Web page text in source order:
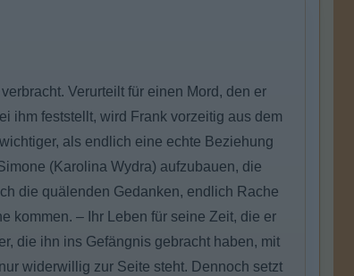
Verurteilt für einen Mord, den er
ihm feststellt, wird Frank vorzeitig aus dem
als endlich eine echte Beziehung
(Karolina Wydra) aufzubauen, die
die quälenden Gedanken, endlich Rache
kommen. – Ihr Leben für seine Zeit, die er
die ihn ins Gefängnis gebracht haben, mit
widerwillig zur Seite steht. Dennoch setzt